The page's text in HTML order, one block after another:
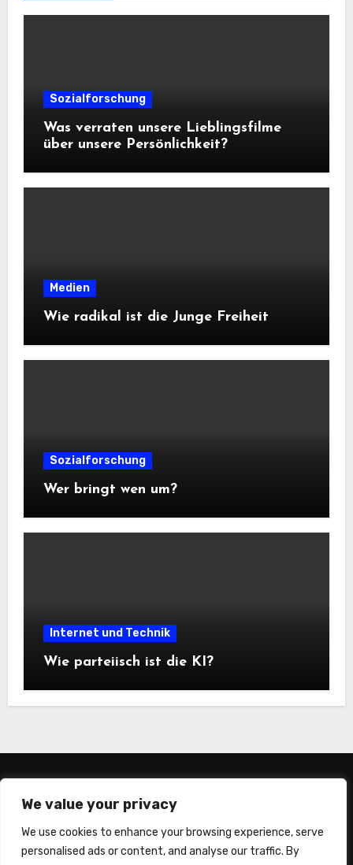
We value your privacy
We use cookies to enhance your browsing experience, serve
personalised ads or content, and analyse our traffic. By
Sozialforschung
Was verraten unsere Lieblingsfilme
über unsere Persönlichkeit?
Medien
Wie radikal ist die Junge Freiheit
Sozialforschung
Wer bringt wen um?
Internet und Technik
Wie parteiisch ist die KI?
statistiker-blog.de